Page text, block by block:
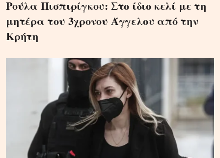
Ρούλα Πισπιρίγκου: Στο ίδιο κελί με τη
μητέρα του 3χρονου Άγγελου από την
Κρήτη